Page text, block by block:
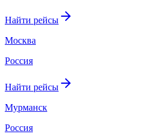
Найти рейсы
Москва
Россия
Найти рейсы
Мурманск
Россия